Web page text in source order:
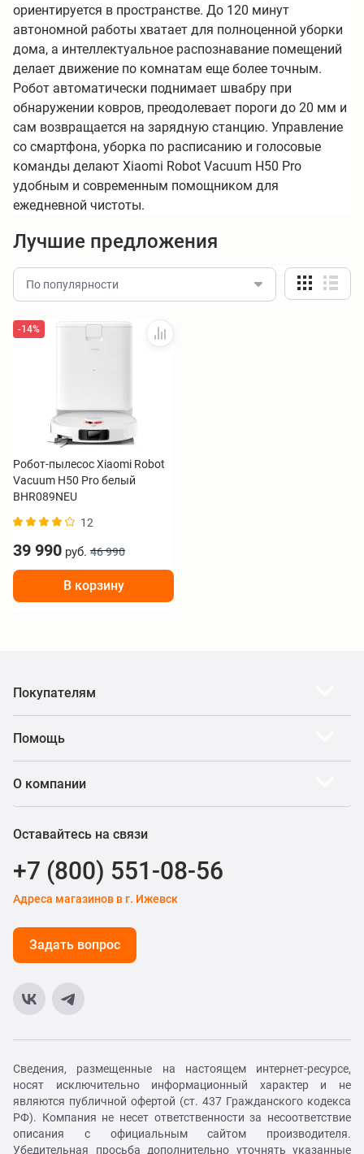
ориентируется в пространстве. До 120 минут
автономной работы хватает для полноценной уборки
дома, а интеллектуальное распознавание помещений
делает движение по комнатам еще более точным.
Робот автоматически поднимает швабру при
обнаружении ковров, преодолевает пороги до 20 мм и
сам возвращается на зарядную станцию. Управление
со смартфона, уборка по расписанию и голосовые
команды делают Xiaomi Robot Vacuum H50 Pro
удобным и современным помощником для
ежедневной чистоты.
Лучшие предложения
По популярности
-14%
Робот-пылесос Xiaomi Robot
Vacuum H50 Pro белый
BHR089NEU
12
39 990 руб. 46 990
В корзину
Покупателям
Помощь
О компании
Оставайтесь на связи
+7 (800) 551-08-56
Адреса магазинов в г. Ижевск
Задать вопрос
Сведения, размещенные на настоящем интернет-ресурсе,
носят исключительно информационный характер и не
являются публичной офертой (ст. 437 Гражданского кодекса
РФ). Компания не несет ответственности за несоответствие
описания с официальным сайтом производителя.
Убедительная просьба дополнительно уточнять указанные